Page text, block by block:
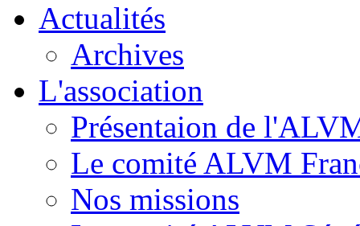
Actualités
Archives
L'association
Présentaion de
Le comité ALVM
Nos missions